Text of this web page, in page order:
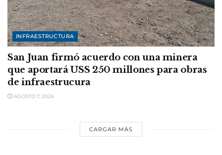
INFRAESTRUCTURA
San Juan firmó acuerdo con una minera
que aportará USS 250 millones para obras
de infraestrucura
AGOSTO 7, 2026
CARGAR MÁS